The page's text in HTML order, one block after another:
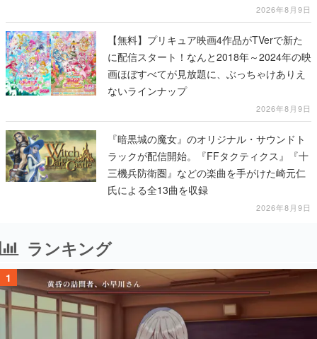
2026年8月9日
【無料】プリキュア映画4作品がTVerで新た
に配信スタート！なんと2018年～2024年の映
画ほぼすべてが見放題に、ぶっちゃけありえ
ないラインナップ
2026年8月9日
『暗黒城の魔女』のオリジナル・サウンドト
ラックが配信開始。『FFタクティクス』『十
三機兵防衛圏』などの楽曲を手がけた崎元仁
氏による全13曲を収録
2026年8月9日
ランキング
1